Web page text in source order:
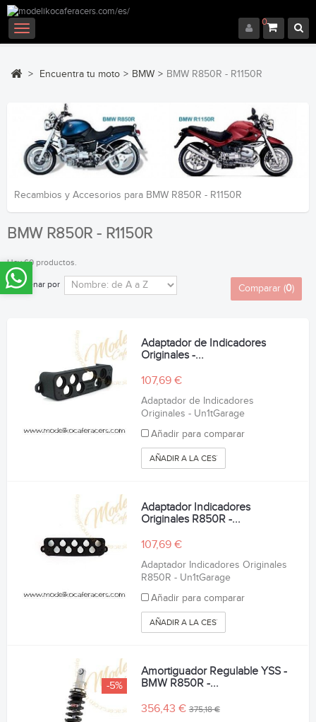
0
Navegación
Toggle
> Encuentra tu moto > BMW > BMW R850R - R1150R
Recambios y Accesorios para BMW R850R - R1150R
BMW R850R - R1150R
Hay 60 productos.
Ordenar por Comparar (0)
Adaptador de Indicadores
Originales -...
107,69 €
Adaptador de Indicadores
Originales - Un1tGarage
Añadir para comparar
AÑADIR A LA CESTA
Adaptador Indicadores
Originales R850R -...
107,69 €
Adaptador Indicadores Originales
R850R - Un1tGarage
Añadir para comparar
AÑADIR A LA CESTA
-5%
Amortiguador Regulable YSS -
BMW R850R -...
356,43 €375,18 €